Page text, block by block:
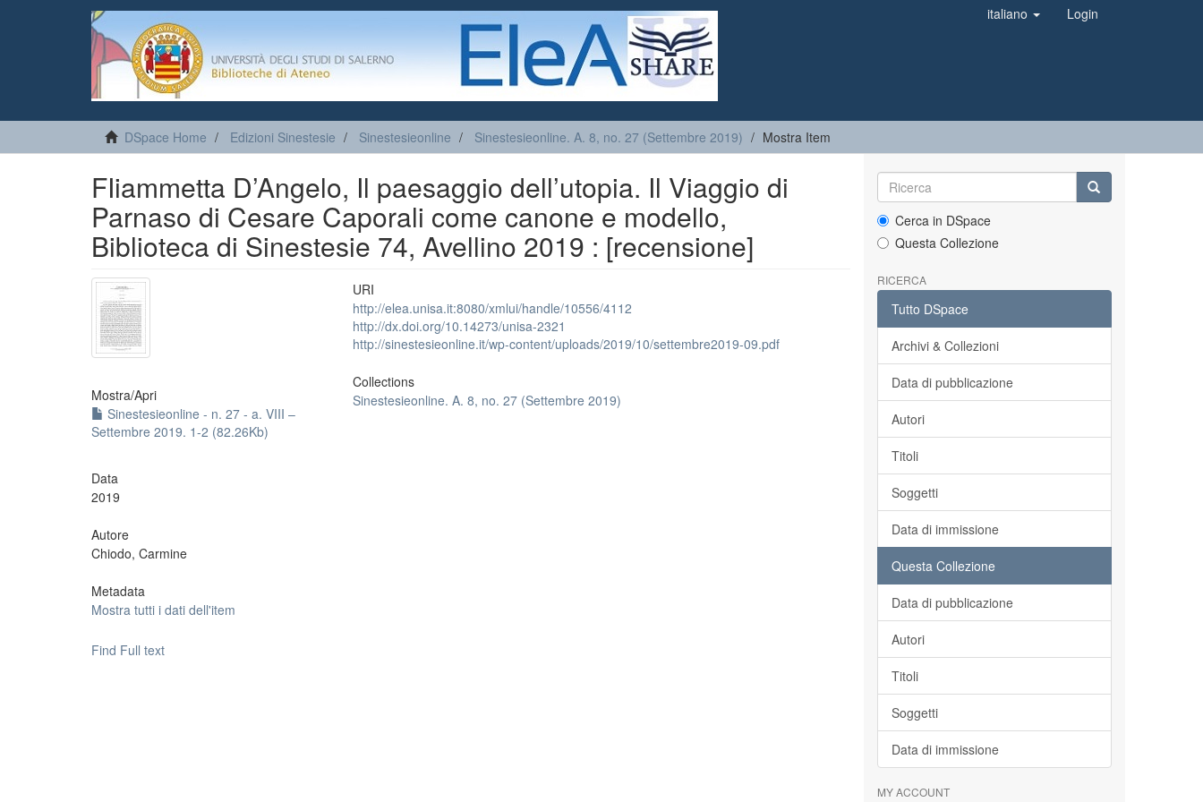
italiano Login
DSpace Home Edizioni Sinestesie Sinestesieonline Sinestesieonline. A. 8, no. 27 (Settembre 2019) Mostra Item
FIiammetta D’Angelo, Il paesaggio dell’utopia. Il Viaggio di
Parnaso di Cesare Caporali come canone e modello,
Biblioteca di Sinestesie 74, Avellino 2019 : [recensione]
Mostra/Apri
Sinestesieonline - n. 27 - a. VIII –
Settembre 2019. 1-2 (82.26Kb)
Data
2019
Autore
Chiodo, Carmine
Metadata
Mostra tutti i dati dell'item
URI
http://elea.unisa.it:8080/xmlui/handle/10556/4112
http://dx.doi.org/10.14273/unisa-2321
http://sinestesieonline.it/wp-content/uploads/2019/10/settembre2019-09.pdf
Collections
Sinestesieonline. A. 8, no. 27 (Settembre 2019)
Find Full text
Cerca in DSpace
Questa Collezione
RICERCA
Tutto DSpace
Archivi & Collezioni
Data di pubblicazione
Autori
Titoli
Soggetti
Data di immissione
Questa Collezione
Data di pubblicazione
Autori
Titoli
Soggetti
Data di immissione
MY ACCOUNT